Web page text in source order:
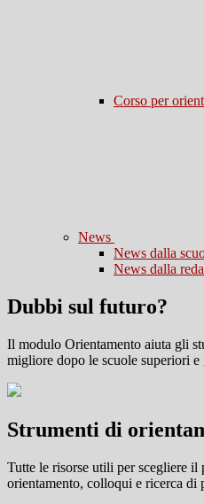
Corso per
News
News dalla
News dalla
Dubbi sul futuro?
Il modulo Orientamento aiuta gli
migliore dopo le scuole superiori
Strumenti di
Tutte le risorse utili per scegliere il
orientamento, colloqui e ricerca di